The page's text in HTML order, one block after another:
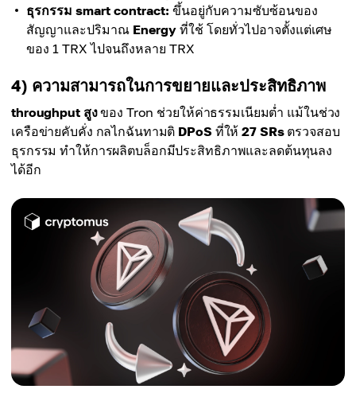
ธุรกรรม smart contract: ขึ้นอยู่กับความซับซ้อนของ
สัญญาและปริมาณ Energy ที่ใช้ โดยทั่วไปอาจตั้งแต่เศษ
ของ 1 TRX ไปจนถึงหลาย TRX
4) ความสามารถในการขยายและประสิทธิภาพ
throughput สูงของ Tron ช่วยให้ค่าธรรมเนียมต่ำ แม้ในช่วง
เครือข่ายคับคั่ง กลไกฉันทามติ DPoS ที่ให้27 SRsตรวจสอบ
ธุรกรรม ทำให้การผลิตบล็อกมีประสิทธิภาพและลดต้นทุนลง
ได้อีก